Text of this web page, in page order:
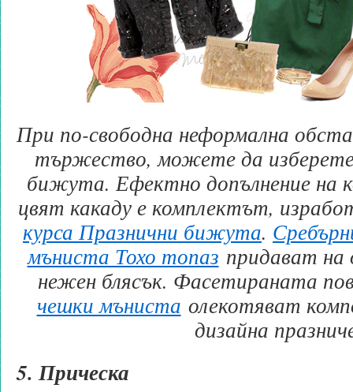
При по-свободна неформална
тържество, можете да изберете
бижута. Ефектно допълнение на
цвят какаду е комплектът,
курса Празнични бижута.
мъниста Тохо топаз придават на
нежен блясък. Фасетираната
чешки мъниста олекотяват
дизайна
5. Прическа